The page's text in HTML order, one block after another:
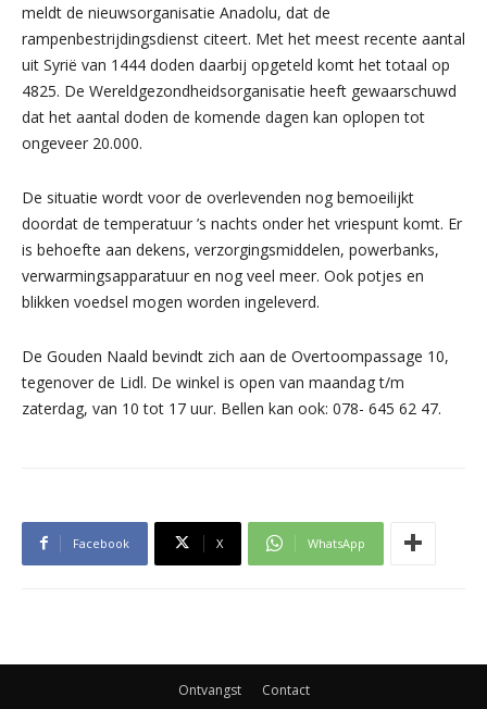
meldt de nieuwsorganisatie Anadolu, dat de
rampenbestrijdingsdienst citeert. Met het meest recente aantal
uit Syrië van 1444 doden daarbij opgeteld komt het totaal op
4825. De Wereldgezondheidsorganisatie heeft gewaarschuwd
dat het aantal doden de komende dagen kan oplopen tot
ongeveer 20.000.
De situatie wordt voor de overlevenden nog bemoeilijkt
doordat de temperatuur ’s nachts onder het vriespunt komt. Er
is behoefte aan dekens, verzorgingsmiddelen, powerbanks,
verwarmingsapparatuur en nog veel meer. Ook potjes en
blikken voedsel mogen worden ingeleverd.
De Gouden Naald bevindt zich aan de Overtoompassage 10,
tegenover de Lidl. De winkel is open van maandag t/m
zaterdag, van 10 tot 17 uur. Bellen kan ook: 078- 645 62 47.
Facebook X WhatsApp
Ontvangst Contact